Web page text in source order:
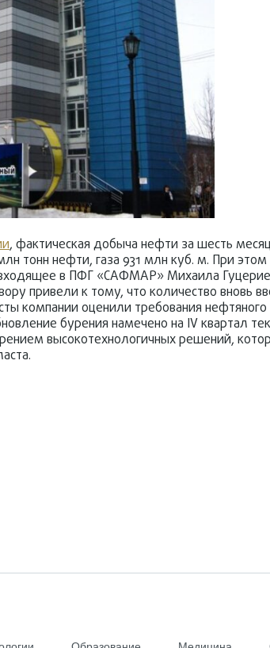
, фактическая добыча нефти за шесть
тонн нефти, газа 931 млн куб. м. При
в ПФГ «САФМАР» Михаила
привели к тому, что количество вновь
компании оценили требования
бурения намечено на IV квартал
высокотехнологичных решений,